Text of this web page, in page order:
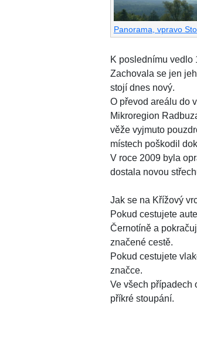
Panorama, vpravo
K poslednímu vedlo
Zachovala se jen
stojí dnes nový.
O převod areálu do
Mikroregion
věže vyjmuto
místech poškodil
V roce 2009 byla
dostala novou
Jak se na Křížový
Pokud cestujete
Černotíně a
značené cestě.
Pokud cestujete
značce.
Ve všech případech
příkré stoupání.